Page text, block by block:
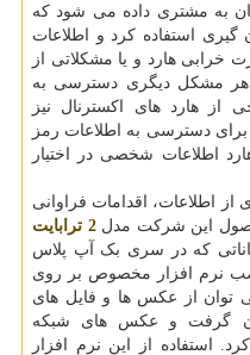
به مشتری داده می شود که
گیری استفاده کرد و اطلاعات
خرابی هارد و یا مشکلاتی از
هر مشکل دیگری دسترسی به
از هارد های اکسترنال نیز
دسترسی به اطلاعات رمز
اطلاعات شخصی در اختیار
اطلاعات، اقدامات فراوانی
این شرکت مدل
2 ترابایت
که در سری بک آپ پلاس
نرم افزار مخصوص بر روی
توان از عکس ها و فایل های
گرفت و عکس های شبکه
استفاده از این نرم افزار